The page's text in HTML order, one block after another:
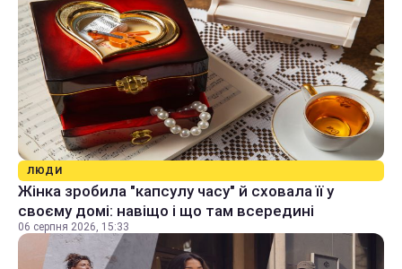
ЛЮДИ
Жінка зробила "капсулу часу" й сховала її у
своєму домі: навіщо і що там всередині
06 серпня 2026, 15:33